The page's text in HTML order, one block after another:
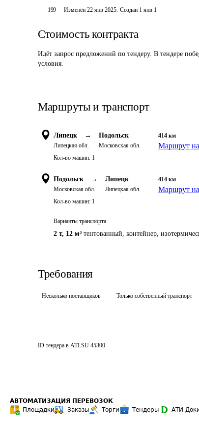
199 Изменён22 янв 2025. Создан 1 янв 1
Стоимость контракта
Идёт запрос предложений по тендеру. В тендере
условия.
Маршруты и транспорт
Липецк →
Липецкая обл.
Подольск
Московская обл.
414 км
Маршрут на
Кол-во машин: 1
Подольск →
Московская обл.
Липецк
Липецкая обл.
414 км
Маршрут на
Кол-во машин: 1
Варианты транспорта
2 т, 12 м³ тентованный, контейнер,
Требования
Несколько поставщиков Только собственный транспорт
ID тендера в ATI.SU 45300
АВТОМАТИЗАЦИЯ ПЕРЕВОЗОК
Площадки
Заказы Торги Тендеры АТИ-